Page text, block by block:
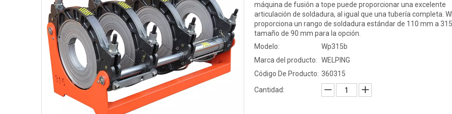
máquina de fusión a tope puede proporcionar una excelente
articulación de soldadura, al igual que una tubería completa.
proporciona un rango de soldadura estándar de 110 mm a
tamaño de 90 mm para la opción.
Modelo:
Wp315b
Marca del producto: WELPING
Código De Producto: 360315
Cantidad: